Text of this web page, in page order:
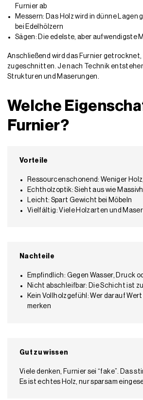
Furnier ab
Messern: Das Holz wird in dünne Lagen
bei Edelhölzern
Sägen: Die edelste, aber aufwendigste
Anschließend wird das Furnier
zugeschnitten. Je nach Technik
Strukturen und Maserungen.
Welche
Furnier?
Vorteile
Ressourcenschonend: Weniger
Echtholzoptik: Sieht aus wie
Leicht: Spart Gewicht bei Möbeln
Vielfältig: Viele Holzarten und
Nachteile
Empfindlich: Gegen Wasser, Druck
Nicht abschleifbar: Die Schicht ist
Kein Vollholzgefühl: Wer darauf
merken
Gut zu wissen
Viele denken, Furnier sei “fake”. Das
Es ist echtes Holz, nur sparsam